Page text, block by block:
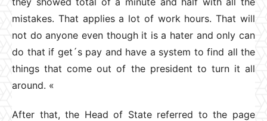
mistakes. That applies a lot of work hours. That will
not do anyone even though it is a hater and only can
do that if get´s pay and have a system to find all the
things that come out of the president to turn it all
around. «
After that, the Head of State referred to the page